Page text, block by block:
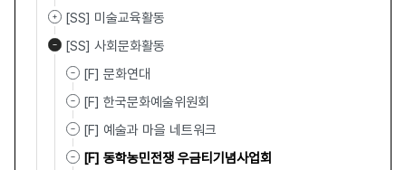
[SS] 미술교육활동
[SS] 사회문화활동
[F] 문화연대
[F] 한국문화예술위원회
[F] 예술과 마을 네트워크
[F] 동학농민전쟁 우금티기념사업회